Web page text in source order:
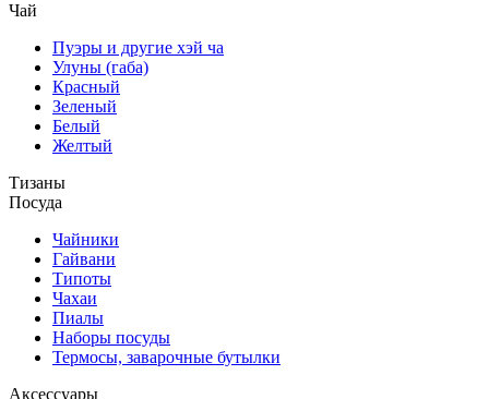
Чай
Пуэры и другие хэй ча
Улуны (габа)
Красный
Зеленый
Белый
Желтый
Тизаны
Посуда
Чайники
Гайвани
Типоты
Чахаи
Пиалы
Наборы посуды
Термосы, заварочные бутылки
Аксессуары